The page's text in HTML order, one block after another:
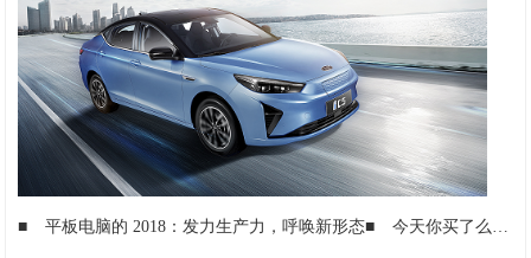
■ 平板电脑的 2018：发力生产力，呼唤新形态■ 今天你买了么？不入后悔的8款平板推荐